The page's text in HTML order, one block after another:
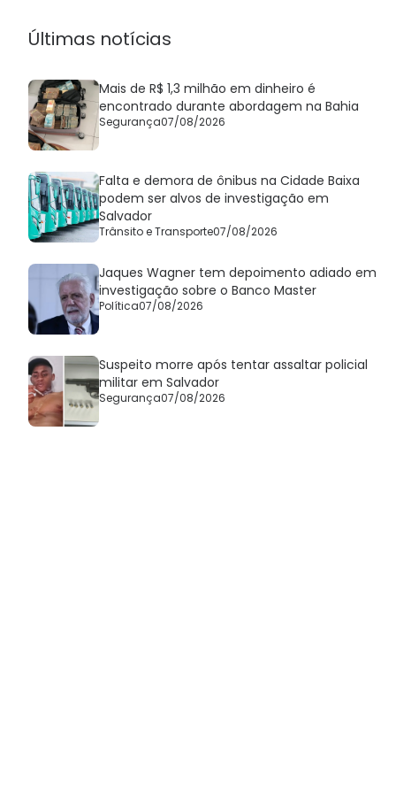
Últimas notícias
Mais de R$ 1,3 milhão em dinheiro é
encontrado durante abordagem na Bahia
Segurança07/08/2026
Falta e demora de ônibus na Cidade Baixa
podem ser alvos de investigação em
Salvador
Trânsito e Transporte07/08/2026
Jaques Wagner tem depoimento adiado em
investigação sobre o Banco Master
Política07/08/2026
Suspeito morre após tentar assaltar policial
militar em Salvador
Segurança07/08/2026